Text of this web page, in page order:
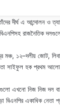
দীর্ঘ এ আন্দোলন ও
রাজনৈতিক
মঞ্চ, ১২–দলীয় জোট,
সাইফুল হক প্রথম
এখনো নিজ নিজ
বিএনপির একাধিক নেতা